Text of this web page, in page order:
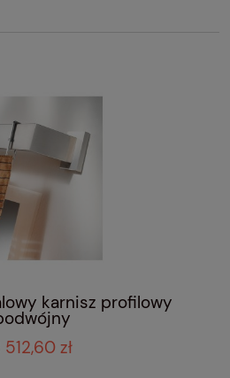
karnisz profilowy
512,60 zł